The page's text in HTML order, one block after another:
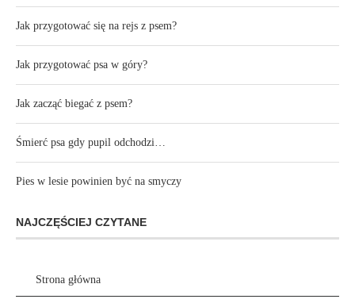
Jak przygotować się na rejs z psem?
Jak przygotować psa w góry?
Jak zacząć biegać z psem?
Śmierć psa gdy pupil odchodzi…
Pies w lesie powinien być na smyczy
NAJCZĘŚCIEJ CZYTANE
Strona główna